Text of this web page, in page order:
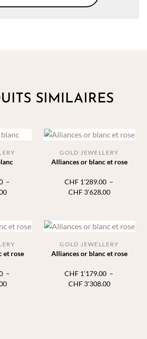
SIMILAIRES
–
Plage
CHF 1'089.00
CHF 3'018.00
Alliances or blanc et rose
GOLD JEWELLERY
CHF1'289.00 –
CHF 3'628.00Plage
CHF
CHF
et rose
–
Plage
Alliances or blanc et rose
GOLD JEWELLERY
CHF1'179.00 –
CHF 3'308.00Plage